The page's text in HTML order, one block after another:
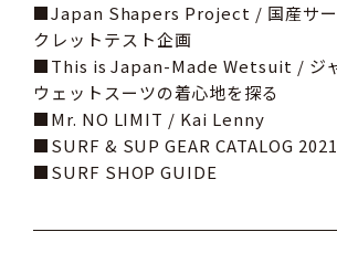
■Japan Shapers Project / 国産サー
クレットテスト企画
■This is Japan-Made Wetsuit / ジャ
ウェットスーツの着心地を探る
■Mr. NO LIMIT / Kai Lenny
■SURF & SUP GEAR CATALOG 2021
■SURF SHOP GUIDE